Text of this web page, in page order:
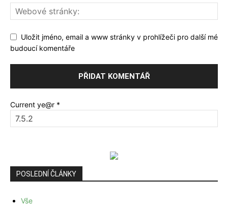
Uložit jméno, email a www stránky v prohlížeči pro další mé
budoucí komentáře
Current ye@r *
POSLEDNÍ ČLÁNKY
Vše